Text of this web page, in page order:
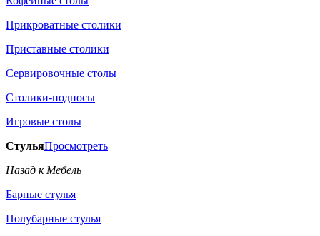
Прикроватные столики
Приставные столики
Сервировочные столы
Столики-подносы
Игровые столы
СтульяПросмотреть
Назад к Мебель
Барные стулья
Полубарные стулья